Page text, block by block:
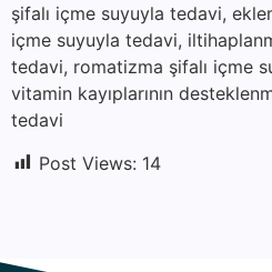
şifalı içme suyuyla tedavi,
içme suyuyla tedavi,
tedavi, romatizma şifalı içme
vitamin kayıplarının
tedavi
Post Views: 14